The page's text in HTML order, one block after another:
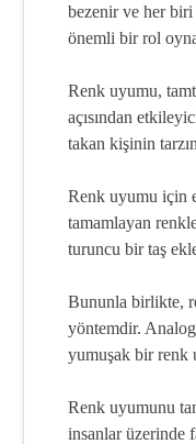
bezenir ve her
önemli bir rol
Renk uyumu,
açısından
takan kişinin
Renk uyumu için
tamamlayan
turuncu bir taş
Bununla birlikte,
yöntemdir.
yumuşak bir renk
Renk uyumunu
insanlar üzerinde